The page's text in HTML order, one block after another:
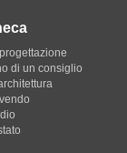
di un consiglio